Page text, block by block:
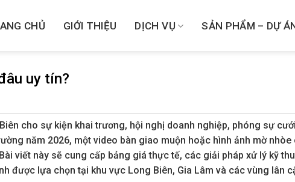
CHỦ GIỚI THIỆU DỊCH VỤ SẢN PHẨM – DỰ
uy tín?
cho sự kiện khai trương, hội nghị doanh nghiệp, phóng sự
năm 2026, một video bàn giao muộn hoặc hình ảnh mờ nhòe
viết này sẽ cung cấp bảng giá thực tế, các giải pháp xử lý kỹ
được lựa chọn tại khu vực Long Biên, Gia Lâm và các vùng lân